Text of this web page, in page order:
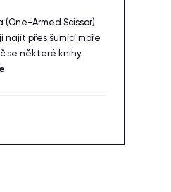
(One-Armed Scissor)
najít přes šumící moře
se některé knihy